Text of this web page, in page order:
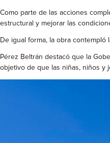
Como parte de las acciones
estructural y mejorar las
De igual forma, la obra
Pérez Beltrán destacó que la
objetivo de que las niñas, niños y